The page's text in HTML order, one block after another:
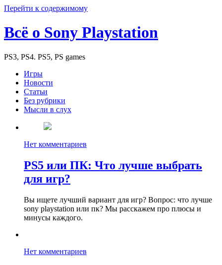
Перейти к содержимому
Всё о Sony Playstation
PS3, PS4. PS5, PS games
Игры
Новости
Статьи
Без рубрики
Мысли в слух
Нет комментариев
PS5 или ПК: Что лучше выбрать
для игр?
Вы ищете лучший вариант для игр? Вопрос: что лучше
sony playstation или пк? Мы расскажем про плюсы и
минусы каждого.
Нет комментариев